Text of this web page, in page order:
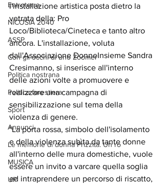
Entroterra
NICOSIA 2040
ASSP
Con gli occhi di uno Zoomer
Politica nostrana
Politica forestiera
Sport
Annunci
Le memorie di donna Prizzita. Un ro
MUSICA
UP
l'installazione artistica posta dietro la
vetrata della: Pro
Loco/Biblioteca/Cineteca e tanto altro
ancora. L'installazione, voluta
dall'Associazione DonneInsieme Sandra
Cresimanno, si inserisce all'interno
delle azioni volte a promuovere e
realizzare una campagna di
sensibilizzazione sul tema della
violenza di genere.
"La porta rossa, simbolo dell'isolamento
e della violenza subìta da tante donne
all'interno delle mura domestiche, vuole
essere un invito a varcare quella soglia
ed intraprendere un percorso di riscatto,